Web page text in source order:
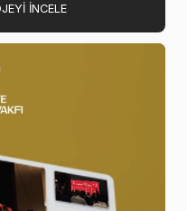
INCELE